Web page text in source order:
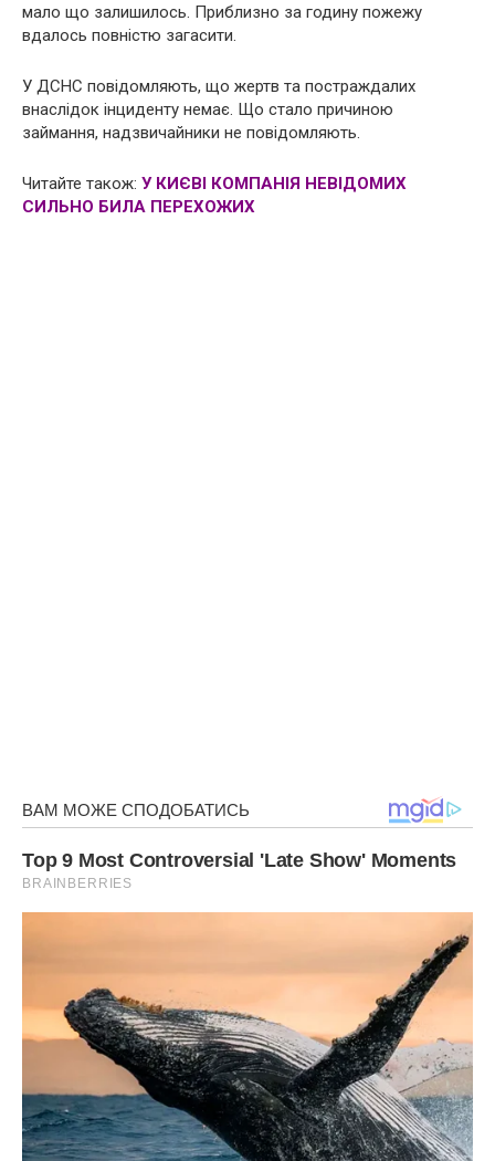
мало що залишилось. Приблизно за годину пожежу
вдалось повністю загасити.
У ДСНС повідомляють, що жертв та постраждалих
внаслідок інциденту немає. Що стало причиною
займання, надзвичайники не повідомляють.
Читайте також: У КИЄВІ КОМПАНІЯ НЕВІДОМИХ
СИЛЬНО БИЛА ПЕРЕХОЖИХ